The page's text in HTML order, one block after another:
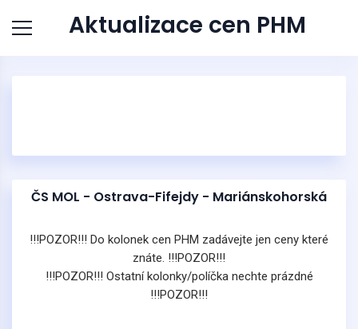
Aktualizace cen PHM
ČS MOL - Ostrava-Fifejdy - Mariánskohorská
!!!POZOR!!! Do kolonek cen PHM zadávejte jen ceny které
znáte. !!!POZOR!!!
!!!POZOR!!! Ostatní kolonky/políčka nechte prázdné
!!!POZOR!!!